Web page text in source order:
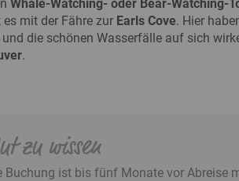
Whale-Watching- oder Bear-Watching-
mit der Fähre zur Earls Cove. Hier
die schönen Wasserfälle auf sich
.
zu wissen
Buchung ist bis fünf Monate vor Abreise